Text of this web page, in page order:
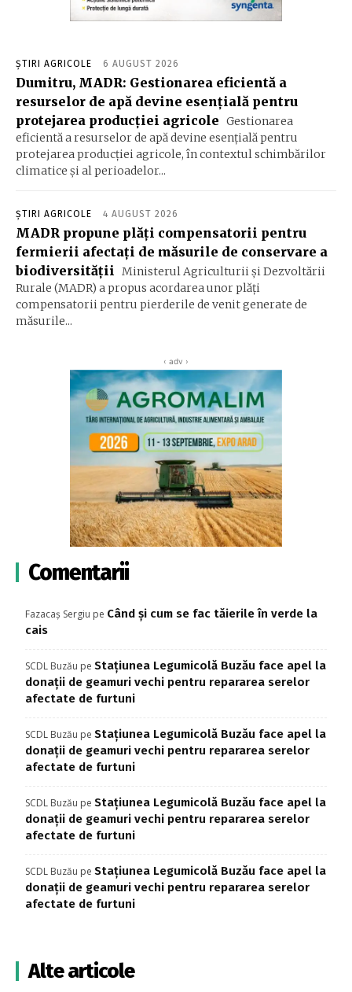
ȘTIRI AGRICOLE 6 AUGUST 2026
Dumitru, MADR: Gestionarea eficientă a
resurselor de apă devine esenţială pentru
protejarea producţiei agricole Gestionarea
eficientă a resurselor de apă devine esenţială pentru
protejarea producţiei agricole, în contextul schimbărilor
climatice şi al perioadelor...
ȘTIRI AGRICOLE 4 AUGUST 2026
MADR propune plăţi compensatorii pentru
fermierii afectaţi de măsurile de conservare a
biodiversităţii
Ministerul Agriculturii şi Dezvoltării
Rurale (MADR) a propus acordarea unor plăţi
compensatorii pentru pierderile de venit generate de
măsurile...
‹ adv ›
Comentarii
Fazacaș Sergiu pe Când și cum se fac tăierile în verde la
cais
SCDL Buzău pe Stațiunea Legumicolă Buzău face apel la
donații de geamuri vechi pentru repararea serelor
afectate de furtuni
SCDL Buzău pe Stațiunea Legumicolă Buzău face apel la
donații de geamuri vechi pentru repararea serelor
afectate de furtuni
SCDL Buzău pe Stațiunea Legumicolă Buzău face apel la
donații de geamuri vechi pentru repararea serelor
afectate de furtuni
SCDL Buzău pe Stațiunea Legumicolă Buzău face apel la
donații de geamuri vechi pentru repararea serelor
afectate de furtuni
Alte articole